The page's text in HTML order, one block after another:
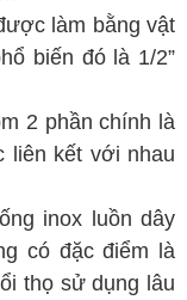
làm bằng vật
biến đó là 1/2”
2 phần chính là
liên kết với nhau
inox luồn dây
có đặc điểm là
thọ sử dụng lâu